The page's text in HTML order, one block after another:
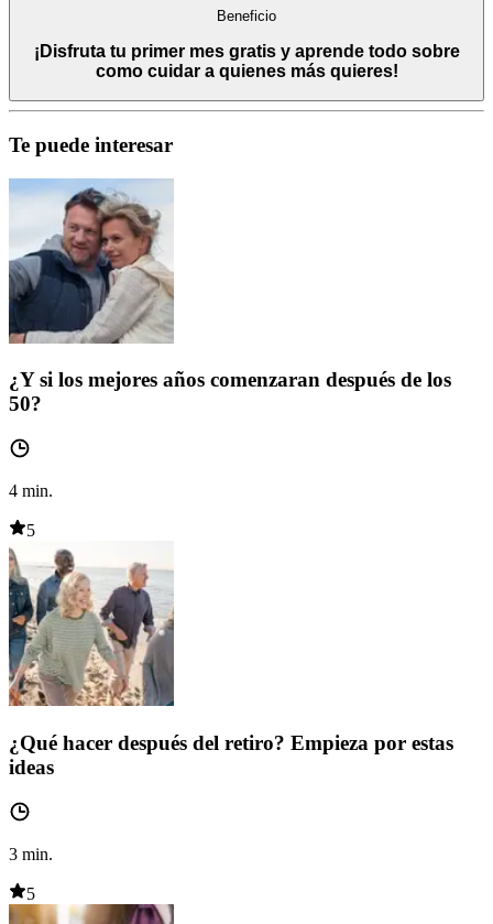
Beneficio
¡Disfruta tu primer mes gratis y aprende todo sobre
como cuidar a quienes más quieres!
Te puede interesar
¿Y si los mejores años comenzaran después de los
50?
4 min.
5
¿Qué hacer después del retiro? Empieza por estas
ideas
3 min.
5